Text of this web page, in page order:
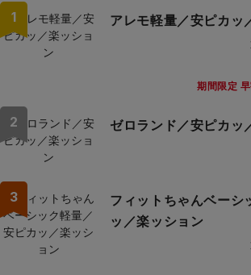
1 アレモ軽量／安ピカッ
期間限定
2 ゼロランド／安ピカッ
3
フィットちゃんベーシ
ッ／楽ッション